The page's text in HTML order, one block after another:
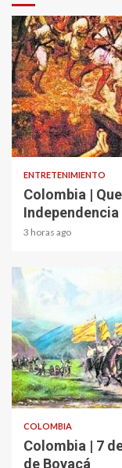
1 min read
ENTRETENIMIENTO
Colombia |
3 horas ago
2 min read
COLOMBIA
Colombia | 7
de Boyacá